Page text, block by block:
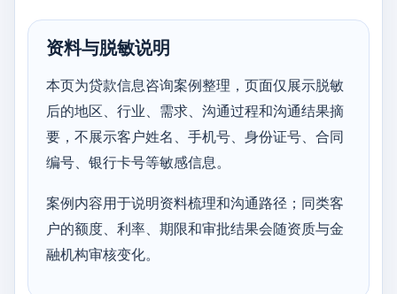
资料与脱敏说明
本页为贷款信息咨询案例整理，页面仅展示脱敏
后的地区、行业、需求、沟通过程和沟通结果摘
要，不展示客户姓名、手机号、身份证号、合同
编号、银行卡号等敏感信息。
案例内容用于说明资料梳理和沟通路径；同类客
户的额度、利率、期限和审批结果会随资质与金
融机构审核变化。